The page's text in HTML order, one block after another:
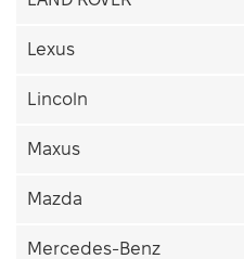
Lexus
Lincoln
Maxus
Mazda
Mercedes-Benz